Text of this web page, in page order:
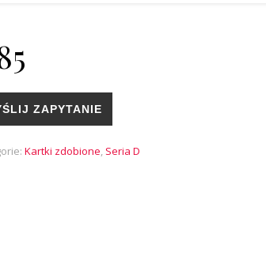
ZAPYTANIE
Kartki zdobione, Seria D